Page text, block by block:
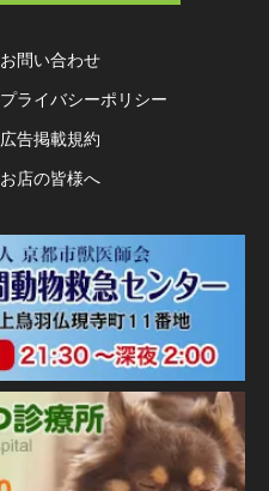
お問い合わせ
プライバシーポリシー
広告掲載規約
お店の皆様へ